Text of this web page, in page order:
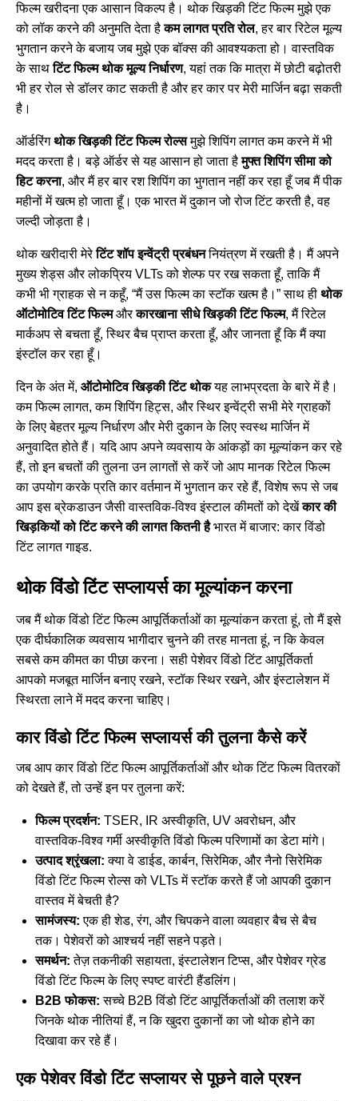
फिल्म खरीदना एक आसान विकल्प है। थोक खिड़की टिंट फिल्म मुझे एक
को लॉक करने की अनुमति देता हैकम लागत प्रति रोल, हर बार रिटेल मूल्य
भुगतान करने के बजाय जब मुझे एक बॉक्स की आवश्यकता हो। वास्तविक
के साथटिंट फिल्म थोक मूल्य निर्धारण, यहां तक कि मात्रा में छोटी बढ़ोतरी
भी हर रोल से डॉलर काट सकती है और हर कार पर मेरी मार्जिन बढ़ा सकती
है।
ऑर्डरिंगथोक खिड़की टिंट फिल्म रोल्समुझे शिपिंग लागत कम करने में भी
मदद करता है। बड़े ऑर्डर से यह आसान हो जाता हैमुफ्त शिपिंग सीमा को
हिट करना, और मैं हर बार रश शिपिंग का भुगतान नहीं कर रहा हूँ जब मैं पीक
महीनों में खत्म हो जाता हूँ। एक भारत में दुकान जो रोज टिंट करती है, वह
जल्दी जोड़ता है।
थोक खरीदारी मेरेटिंट शॉप इन्वेंट्री प्रबंधननियंत्रण में रखती है। मैं अपने
मुख्य शेड्स और लोकप्रिय VLTs को शेल्फ पर रख सकता हूँ, ताकि मैं
कभी भी ग्राहक से न कहूँ, “मैं उस फिल्म का स्टॉक खत्म है।” साथ ही थोक
ऑटोमोटिव टिंट फिल्मऔरकारखाना सीधे खिड़की टिंट फिल्म, मैं रिटेल
मार्कअप से बचता हूँ, स्थिर बैच प्राप्त करता हूँ, और जानता हूँ कि मैं क्या
इंस्टॉल कर रहा हूँ।
दिन के अंत में, ऑटोमोटिव खिड़की टिंट थोकयह लाभप्रदता के बारे में है।
कम फिल्म लागत, कम शिपिंग हिट्स, और स्थिर इन्वेंट्री सभी मेरे ग्राहकों
के लिए बेहतर मूल्य निर्धारण और मेरी दुकान के लिए स्वस्थ मार्जिन में
अनुवादित होते हैं। यदि आप अपने व्यवसाय के आंकड़ों का मूल्यांकन कर रहे
हैं, तो इन बचतों की तुलना उन लागतों से करें जो आप मानक रिटेल फिल्म
का उपयोग करके प्रति कार वर्तमान में भुगतान कर रहे हैं, विशेष रूप से जब
आप इस ब्रेकडाउन जैसी वास्तविक-विश्व इंस्टाल कीमतों को देखेंकार की
खिड़कियों को टिंट करने की लागत कितनी हैभारत में बाजार:कार विंडो
टिंट लागत गाइड.
थोक विंडो टिंट सप्लायर्स का मूल्यांकन करना
जब मैं थोक विंडो टिंट फिल्म आपूर्तिकर्ताओं का मूल्यांकन करता हूं, तो मैं इसे
एक दीर्घकालिक व्यवसाय भागीदार चुनने की तरह मानता हूं, न कि केवल
सबसे कम कीमत का पीछा करना। सही पेशेवर विंडो टिंट आपूर्तिकर्ता
आपको मजबूत मार्जिन बनाए रखने, स्टॉक स्थिर रखने, और इंस्टालेशन में
स्थिरता लाने में मदद करना चाहिए।
कार विंडो टिंट फिल्म सप्लायर्स की तुलना कैसे करें
जब आप कार विंडो टिंट फिल्म आपूर्तिकर्ताओं और थोक टिंट फिल्म वितरकों
को देखते हैं, तो उन्हें इन पर तुलना करें:
फिल्म प्रदर्शन: TSER, IR अस्वीकृति, UV अवरोधन, और
वास्तविक-विश्व गर्मी अस्वीकृति विंडो फिल्म परिणामों का डेटा मांगे।
उत्पाद श्रृंखला: क्या वे डाईड, कार्बन, सिरेमिक, और नैनो सिरेमिक
विंडो टिंट फिल्म रोल्स को VLTs में स्टॉक करते हैं जो आपकी दुकान
वास्तव में बेचती है?
सामंजस्य: एक ही शेड, रंग, और चिपकने वाला व्यवहार बैच से बैच
तक। पेशेवरों को आश्चर्य नहीं सहने पड़ते।
समर्थन: तेज़ तकनीकी सहायता, इंस्टालेशन टिप्स, और पेशेवर ग्रेड
विंडो टिंट फिल्म के लिए स्पष्ट वारंटी हैंडलिंग।
B2B फोकस: सच्चे B2B विंडो टिंट आपूर्तिकर्ताओं की तलाश करें
जिनके थोक नीतियां हैं, न कि खुदरा दुकानों का जो थोक होने का
दिखावा कर रहे हैं।
एक पेशेवर विंडो टिंट सप्लायर से पूछने वाले प्रश्न